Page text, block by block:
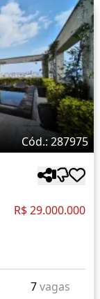
Cód.: 287975
R$ 29.000.000
7vagas